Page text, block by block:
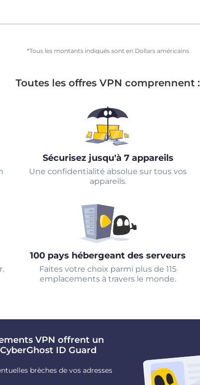
*Tous les montants indiqués sont en Dollars américains
Toutes les offres VPN comprennent :
Sécurisez jusqu'à 7 appareils
Une confidentialité absolue sur tous vos
appareils.
100 pays hébergeant des serveurs
Faites votre choix parmi plus de 115
emplacements à travers le monde.
VPN offrent un
ID Guard
brèches de vos adresses